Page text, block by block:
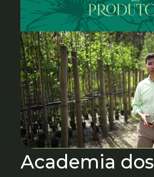
Academia dos